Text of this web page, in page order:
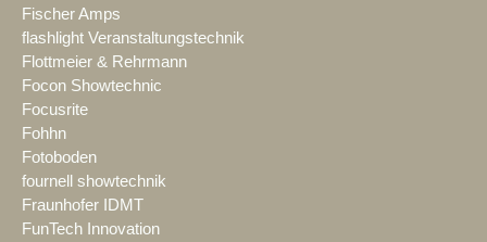
Fischer Amps
flashlight Veranstaltungstechnik
Flottmeier & Rehrmann
Focon Showtechnic
Focusrite
Fohhn
Fotoboden
fournell showtechnik
Fraunhofer IDMT
FunTech Innovation